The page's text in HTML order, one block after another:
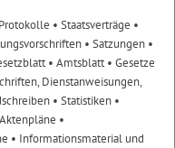
• Staatsverträge •
• Satzungen •
• Amtsblatt• Gesetze
Dienstanweisungen,
• Statistiken •
•
• Informationsmaterial und